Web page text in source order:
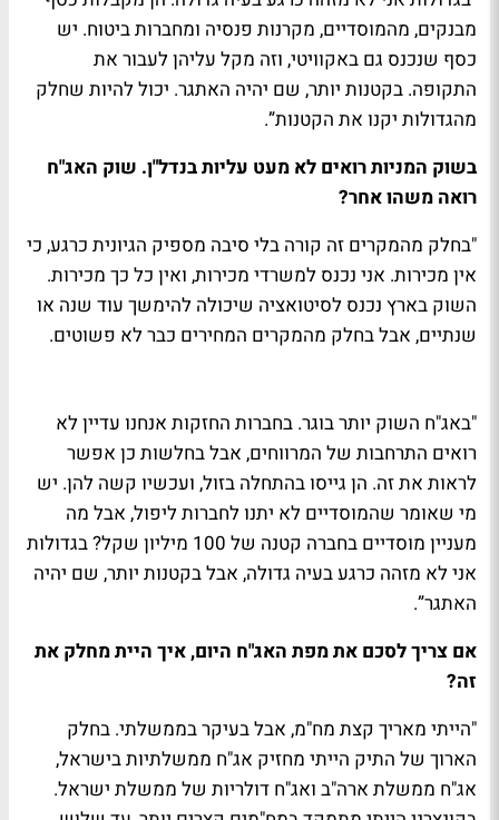
מבנקים, מהמוסדיים, מקרנות פנסיה ומחברות ביטוח. יש
כסף שנכנס גם באקוויטי, וזה מקל עליהן לעבור את
התקופה. בקטנות יותר, שם יהיה האתגר. יכול להיות שחלק
מהגדולות יקנו את הקטנות”.
בשוק המניות רואים לא מעט עליות בנדל"ן. שוק האג"ח
רואה משהו אחר?
"בחלק מהמקרים זה קורה בלי סיבה מספיק הגיונית כרגע, כי
אין מכירות. אני נכנס למשרדי מכירות, ואין כל כך מכירות.
השוק בארץ נכנס לסיטואציה שיכולה להימשך עוד שנה או
שנתיים, אבל בחלק מהמקרים המחירים כבר לא פשוטים.
"באג"ח השוק יותר בוגר. בחברות החזקות אנחנו עדיין לא
רואים התרחבות של המרווחים, אבל בחלשות כן אפשר
לראות את זה. הן גייסו בהתחלה בזול, ועכשיו קשה להן. יש
מי שאומר שהמוסדיים לא יתנו לחברות ליפול, אבל מה
מעניין מוסדיים בחברה קטנה של 100 מיליון שקל? בגדולות
אני לא מזהה כרגע בעיה גדולה, אבל בקטנות יותר, שם יהיה
האתגר”.
אם צריך לסכם את מפת האג"ח היום, איך היית מחלק את
זה?
"הייתי מאריך קצת מח"מ, אבל בעיקר בממשלתי. בחלק
הארוך של התיק הייתי מחזיק אג"ח ממשלתיות בישראל,
אג"ח ממשלת ארה"ב ואג"ח דולריות של ממשלת ישראל.